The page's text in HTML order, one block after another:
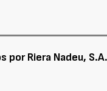
Riera Nadeu,